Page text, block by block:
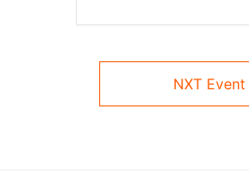
NXT Event